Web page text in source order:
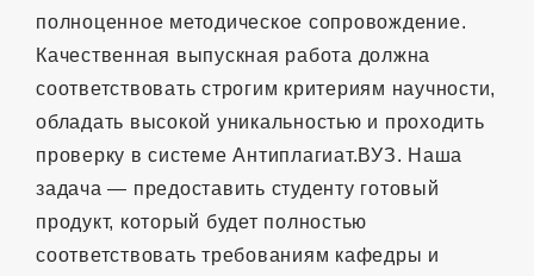
полноценное методическое сопровождение.
Качественная выпускная работа должна
соответствовать строгим критериям научности,
обладать высокой уникальностью и проходить
проверку в системе Антиплагиат.ВУЗ. Наша
задача — предоставить студенту готовый
продукт, который будет полностью
соответствовать требованиям кафедры и